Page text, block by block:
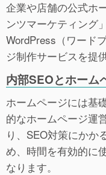
企業や店舗の公式ホ
ンツマーケティング
WordPress（ワード
ジ制作サービスを提
内部SEOとホーム
ホームページには基
的なホームページ運
り、SEO対策にかか
め、時間を有効的に
なります。